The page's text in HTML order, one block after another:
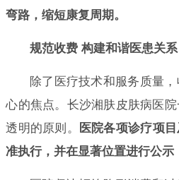
弯路，缩短康复周期。
规范收费 构建和谐医患关系
除了医疗技术和服务质量
心的焦点。长沙湘肤皮肤病医
透明的原则。
医院各项诊疗项
准执行，并在显著位置进行公示